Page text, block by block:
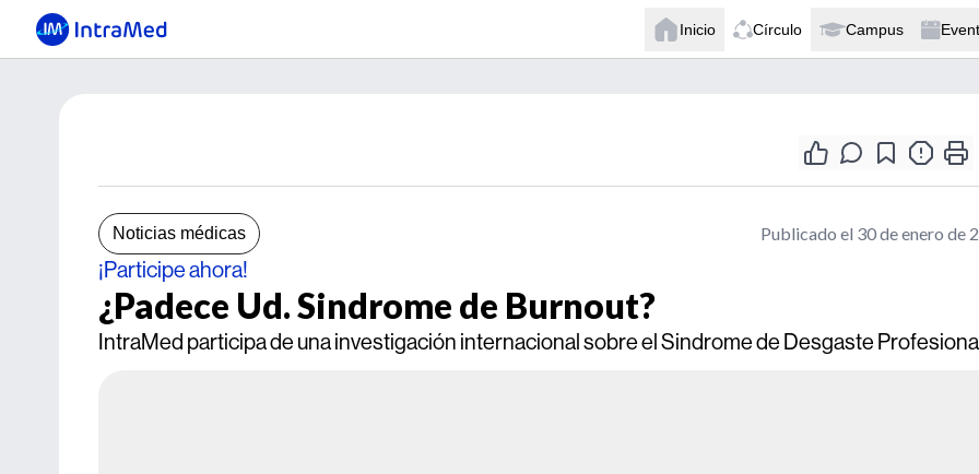
Inicio Círculo Campus
Noticias médicas Publicado el 30 de enero de
¡Participe ahora!
¿Padece Ud. Sindrome de Burnout?
IntraMed participa de una investigación internacional sobre el Sindrome de Desgaste